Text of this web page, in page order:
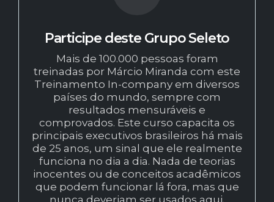
Participe deste Grupo Seleto
Mais de 100.000 pessoas foram
treinadas por Márcio Miranda com este
Treinamento In-company em diversos
países do mundo, sempre com
resultados mensuráveis e
comprovados. Este curso capacita os
principais executivos brasileiros há mais
de 25 anos, um sinal que ele realmente
funciona no dia a dia. Nada de teorias
inocentes ou de conceitos acadêmicos
que podem funcionar lá fora, mas que